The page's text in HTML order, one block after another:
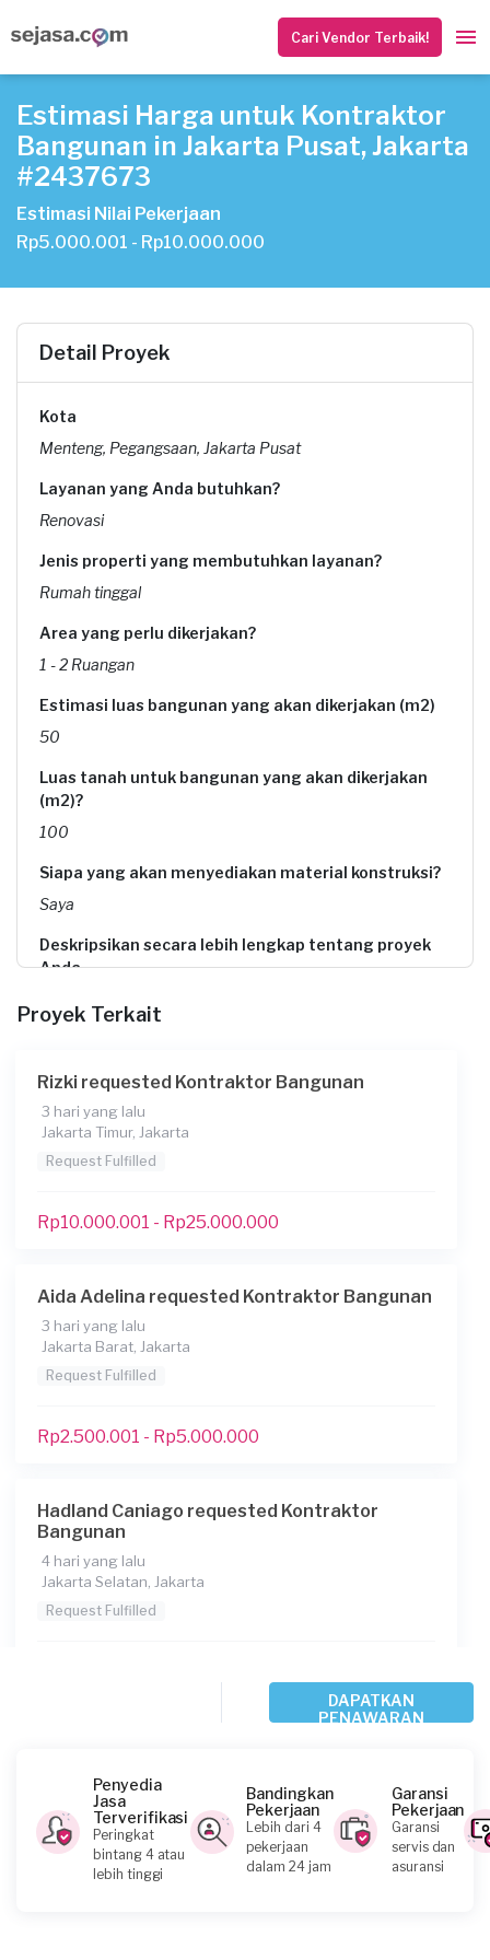
Cari Vendor Terbaik!
Estimasi Harga untuk Kontraktor
Bangunan in Jakarta Pusat, Jakarta
#2437673
Estimasi Nilai Pekerjaan
Rp5.000.001 - Rp10.000.000
Detail Proyek
Kota
Menteng, Pegangsaan, Jakarta Pusat
Layanan yang Anda butuhkan?
Renovasi
Jenis properti yang membutuhkan layanan?
Rumah tinggal
Area yang perlu dikerjakan?
1 - 2 Ruangan
Estimasi luas bangunan yang akan dikerjakan (m2)
50
Luas tanah untuk bangunan yang akan dikerjakan
(m2)?
100
Siapa yang akan menyediakan material konstruksi?
Saya
Deskripsikan secara lebih lengkap tentang proyek
Anda
pasang grounding
ini?
Tidak
Tambahkan lampiran untuk membantu kami
Apakah Anda membutuhkan pinjaman?
Apakah pekerjaan ini untuk badan / perusahaan dan
membutuhkan faktur pajak dan PPh23?
Tidak
Kapan Anda membutuhkan layanan?
Berapa budget total untuk layanan ini?
Rp5.000.001 - Rp10.000.000
Catatan
Proyek Terkait
Rizki requested Kontraktor Bangunan
3 hari yang lalu
Jakarta Timur, Jakarta
Request Fulfilled
Rp10.000.001 - Rp25.000.000
Aida Adelina requested Kontraktor Bangunan
3 hari yang lalu
Jakarta Barat, Jakarta
Request Fulfilled
Rp2.500.001 - Rp5.000.000
Hadland Caniago requested Kontraktor
Bangunan
4 hari yang lalu
Jakarta Selatan, Jakarta
Request Fulfilled
5 hari yang lalu
Jakarta Barat, Jakarta
Request Fulfilled
Rp2.500.001 - Rp5.000.000
DAPATKAN
PENAWARAN
Penyedia
Jasa
Terverifikasi
Peringkat
bintang 4 atau
lebih tinggi
Bandingkan
Pekerjaan
Lebih dari 4
pekerjaan
dalam 24 jam
Garansi
Pekerjaan
Garansi
servis dan
asuransi